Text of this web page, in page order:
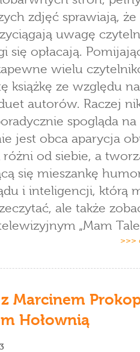
zdjęć sprawiają, że
uwagę
się opłacają.
wielu
książkę ze względu na
autorów. Raczej
spogląda na
jest obca aparycja
różni od siebie, a
się mieszankę
i inteligencji, którą
ale także
„Mam
>>>
Marcinem
Hołownią